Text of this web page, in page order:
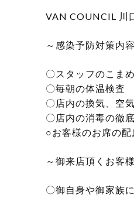
VAN COUNCIL 川
～感染予防対策内
〇スタッフのこま
〇毎朝の体温検査
〇店内の換気、空
〇店内の消毒の徹底
○お客様のお席の配
～御来店頂くお客
〇御自身や御家族